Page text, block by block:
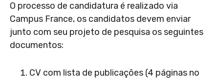
O processo de candidatura é realizado via
Campus France, os candidatos devem enviar
junto com seu projeto de pesquisa os seguintes
documentos:
CV com lista de publicações (4 páginas no